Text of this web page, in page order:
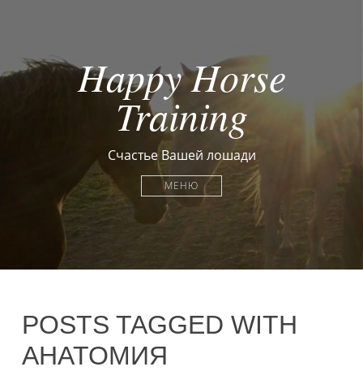
Happy Horse
Training
Счастье Вашей лошади
МЕНЮ
POSTS TAGGED WITH
АНАТОМИЯ